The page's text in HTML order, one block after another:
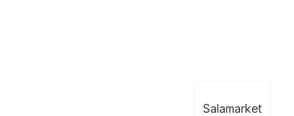
Salamarket